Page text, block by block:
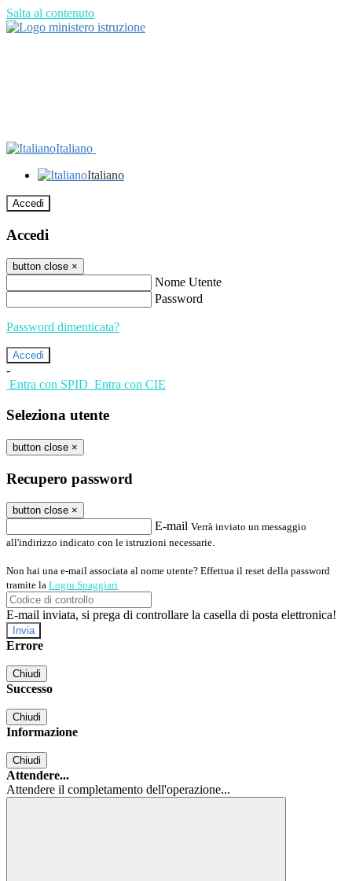
Salta al contenuto
Italiano
Italiano
Accedi
Accedi
button close ×
Nome Utente
Password
Password dimenticata?
-
Entra con SPID Entra con CIE
Seleziona utente
button close ×
Recupero password
button close ×
E-mail Verrà inviato un messaggio
all'indirizzo indicato con le istruzioni necessarie.
Non hai una e-mail associata al nome utente? Effettua il reset della password
tramite la Login Spaggiari
E-mail inviata, si prega di controllare la casella di posta elettronica!
Errore
Chiudi
Successo
Chiudi
Informazione
Chiudi
Attendere...
Attendere il completamento dell'operazione...